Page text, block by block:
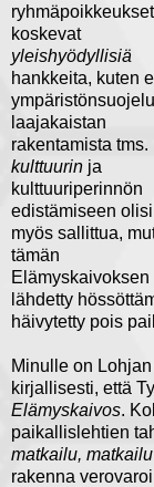
ryhmäpoikkeukset
koskevat
yleishyödyllisiä
hankkeita, kuten
laajakaistan
rakentamista
kulttuurin ja
kulttuuriperinnön
edistämiseen olisi
myös sallittua,
tämän
lähdetty
häivytetty pois
Minulle on
kirjallisesti, että
Elämyskaivos.
paikallislehtien
matkailu, matkailu
rakenna